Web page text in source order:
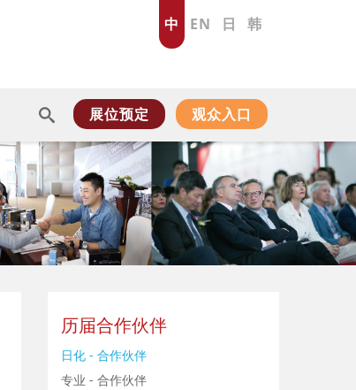
中 EN 日 韩
展位预定 观众入口
历届合作伙伴
日化 - 合作伙伴
专业 - 合作伙伴